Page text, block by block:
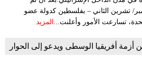
تشرين الثاني – بفلسطين كدولة عضو
تسارعت الأمور وأعلنت... المزيد
أزمة أفريقيا الوسطى ويدعو إلى الحوار